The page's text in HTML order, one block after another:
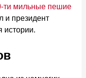
ти мильные пешие
и президент
истории.